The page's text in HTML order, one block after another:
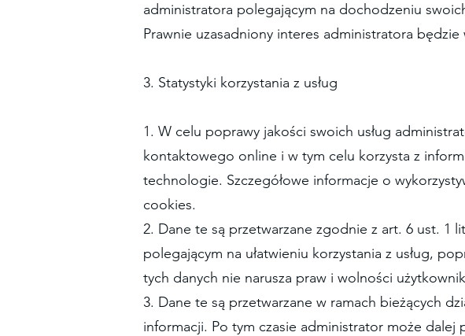
administratora polegającym na dochodzeniu
Prawnie uzasadniony interes administratora
3. Statystyki korzystania z usług
1. W celu poprawy jakości swoich usług
kontaktowego online i w tym celu korzysta z
technologie. Szczegółowe informacje o
cookies.
2. Dane te są przetwarzane zgodnie z art. 6 ust. 1
polegającym na ułatwieniu korzystania z usług,
tych danych nie narusza praw i wolności
3. Dane te są przetwarzane w ramach bieżących
informacji. Po tym czasie administrator może